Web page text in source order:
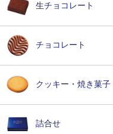
生チョコレート
チョコレート
クッキー・焼き菓子
詰合せ